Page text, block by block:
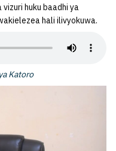
huku baadhi ya
hali ilivyokuwa.
Katoro